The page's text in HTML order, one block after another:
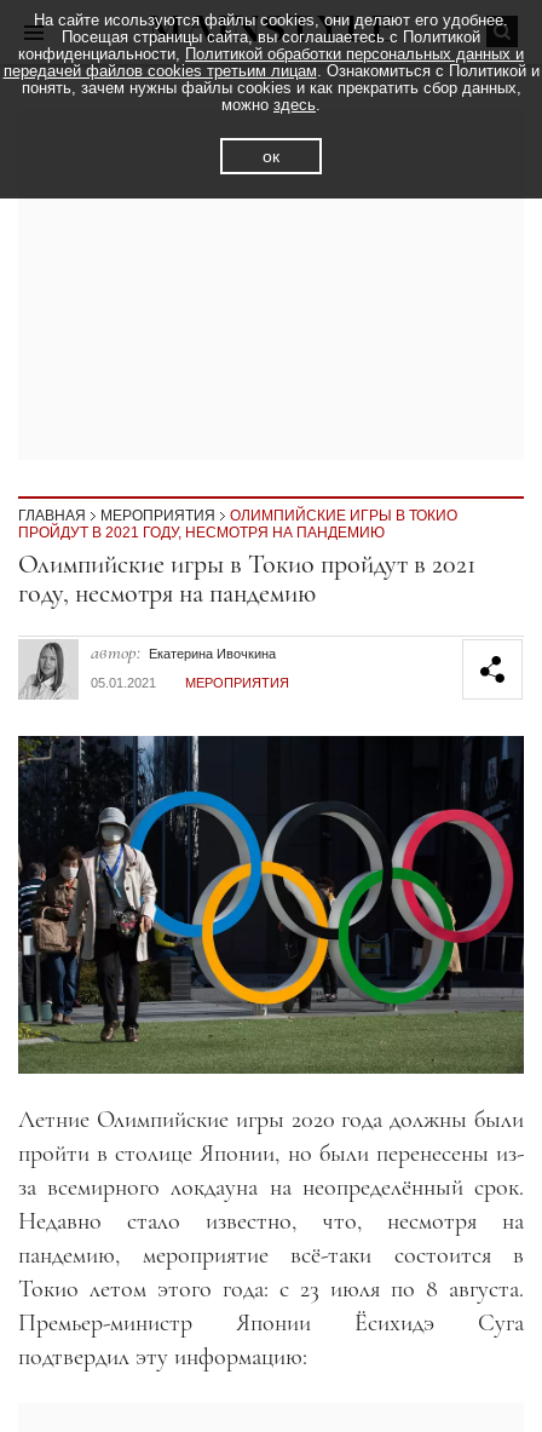
ГЛАВНАЯ МЕРОПРИЯТИЯ
ОЛИМПИЙСКИЕ ИГРЫ В ТОКИО
ПРОЙДУТ В 2021 ГОДУ, НЕСМОТРЯ НА ПАНДЕМИЮ
Секция статей
Олимпийские игры в Токио пройдут в 2021
году, несмотря на пандемию
автор:
Екатерина Ивочкина
05.01.2021
МЕРОПРИЯТИЯ
Летние Олимпийские игры 2020 года должны были
пройти в столице Японии, но были перенесены из-
за всемирного локдауна на неопределённый срок.
Недавно стало известно, что, несмотря на
пандемию, мероприятие всё-таки состоится в
Токио летом этого года: с 23 июля по 8 августа.
Премьер-министр Японии Ёсихидэ Суга
подтвердил эту информацию:
На сайте исользуются файлы cookies, они делают его удобнее.
Посещая страницы сайта, вы соглашаетесь с Политикой
конфиденциальности, Политикой обработки персональных данных и
передачей файлов cookies третьим лицам. Ознакомиться с Политикой и
понять, зачем нужны файлы cookies и как прекратить сбор данных,
можно здесь.
ок